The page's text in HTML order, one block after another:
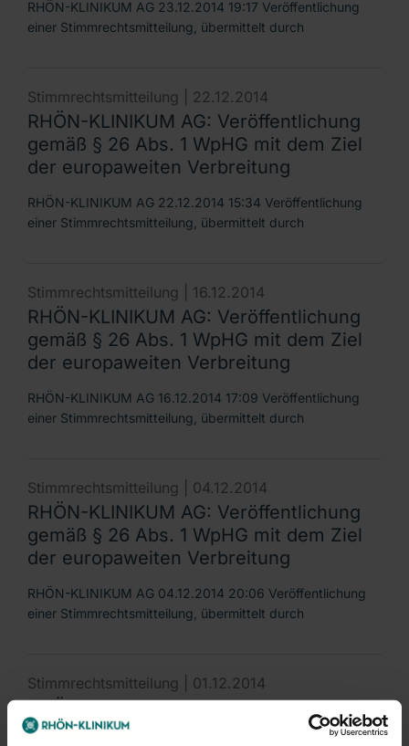
RHÖN-KLINIKUM AG 23.12.2014 19:17 Veröffentlichung
einer Stimmrechtsmitteilung, übermittelt durch
Stimmrechtsmitteilung | 22.12.2014
RHÖN-KLINIKUM AG: Veröffentlichung
gemäß § 26 Abs. 1 WpHG mit dem Ziel
der europaweiten Verbreitung
RHÖN-KLINIKUM AG 22.12.2014 15:34 Veröffentlichung
einer Stimmrechtsmitteilung, übermittelt durch
Stimmrechtsmitteilung | 16.12.2014
RHÖN-KLINIKUM AG: Veröffentlichung
gemäß § 26 Abs. 1 WpHG mit dem Ziel
der europaweiten Verbreitung
RHÖN-KLINIKUM AG 16.12.2014 17:09 Veröffentlichung
einer Stimmrechtsmitteilung, übermittelt durch
Stimmrechtsmitteilung | 04.12.2014
RHÖN-KLINIKUM AG: Veröffentlichung
gemäß § 26 Abs. 1 WpHG mit dem Ziel
der europaweiten Verbreitung
RHÖN-KLINIKUM AG 04.12.2014 20:06 Veröffentlichung
einer Stimmrechtsmitteilung, übermittelt durch
Stimmrechtsmitteilung | 01.12.2014
RHÖN-KLINIKUM AG: Veröffentlichung
gemäß § 26 Abs. 1 WpHG mit dem Ziel